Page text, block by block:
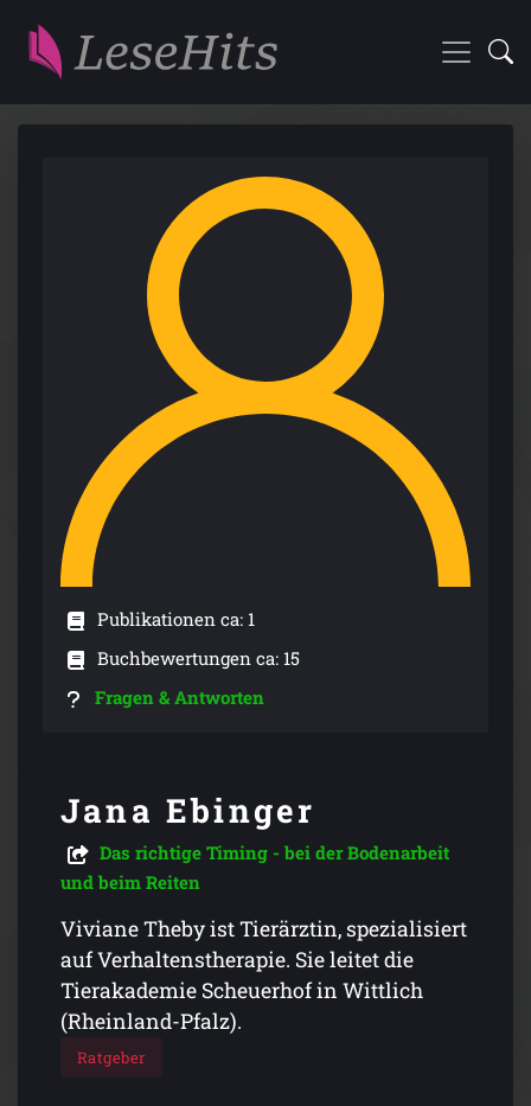
Publikationen ca: 1
Buchbewertungen ca: 15
Fragen & Antworten
Jana Ebinger
Das richtige Timing - bei der Bodenarbeit
und beim Reiten
Viviane Theby ist Tierärztin, spezialisiert
auf Verhaltenstherapie. Sie leitet die
Tierakademie Scheuerhof in Wittlich
(Rheinland-Pfalz).
Ratgeber